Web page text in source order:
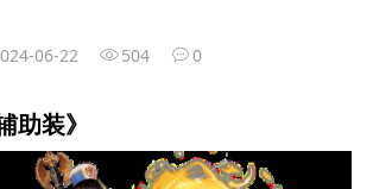
06-22 504 0
助装》